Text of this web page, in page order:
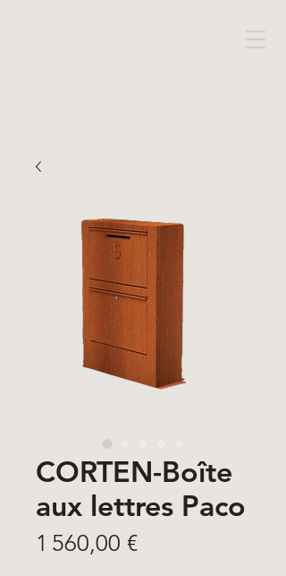
CORTEN-Boîte
aux lettres Paco
1 560,00 €Prix